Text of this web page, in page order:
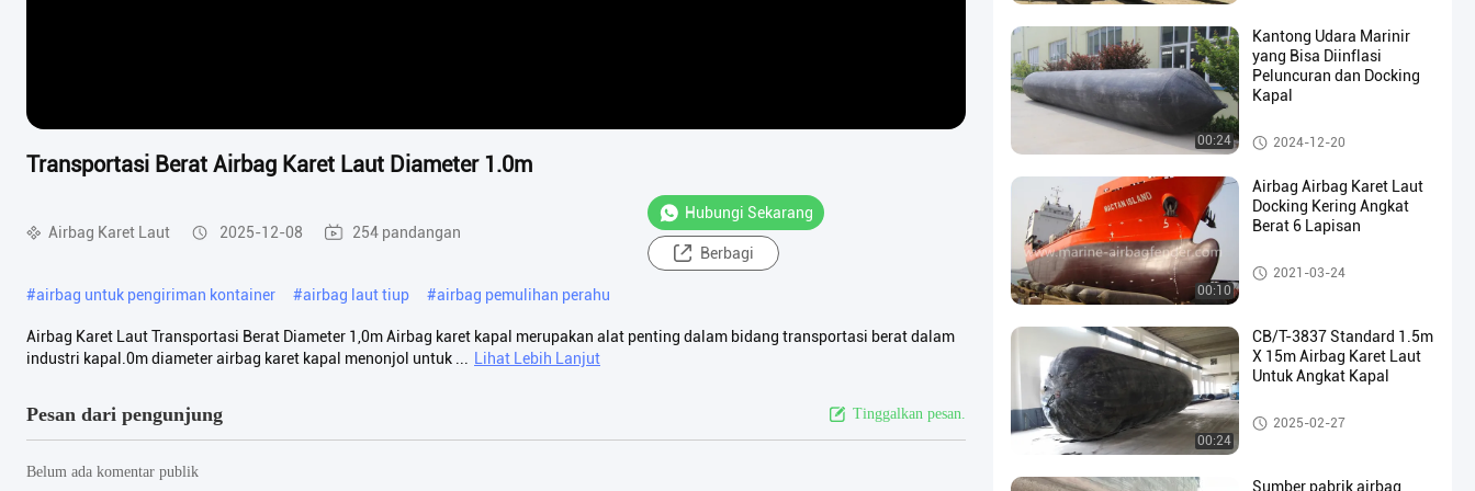
Transportasi Berat Airbag Karet Laut Diameter 1.0m
Airbag Karet Laut 2025-12-08 254 pandangan
Hubungi Sekarang
Berbagi
#airbag untuk pengiriman kontainer #airbag laut tiup #airbag pemulihan perahu
Airbag Karet Laut Transportasi Berat Diameter 1,0m Airbag karet kapal merupakan alat penting dalam bidang transportasi berat dalam
industri kapal.0m diameter airbag karet kapal menonjol untuk ... Lihat Lebih Lanjut
Pesan dari pengunjung Tinggalkan pesan.
Belum ada komentar publik
00:24
Kantong Udara Marinir
yang Bisa Diinflasi
Peluncuran dan Docking
Kapal
Kantong Udara Laut
2024-12-20
00:10
Airbag Airbag Karet Laut
Docking Kering Angkat
Berat 6 Lapisan
Airbag Karet Laut
2021-03-24
00:24
CB/T-3837 Standard 1.5m
X 15m Airbag Karet Laut
Untuk Angkat Kapal
Airbag Karet Laut
2025-02-27
Sumber pabrik airbag